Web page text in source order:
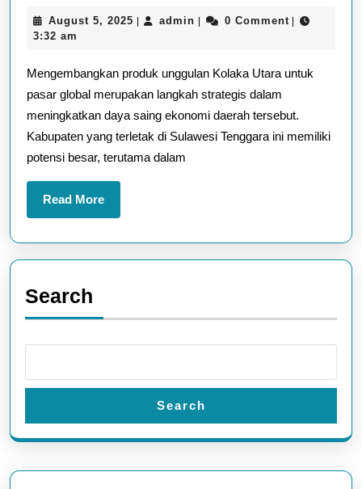
Unggulan
Utara
untuk
Pasar
Global
August 5, 2025 August
| admin admin
| 0 Comment |
3:32 am
Mengembangkan produk unggulan Kolaka Utara untuk
pasar global merupakan langkah strategis dalam
meningkatkan daya saing ekonomi daerah tersebut.
Kabupaten yang terletak di Sulawesi Tenggara ini memiliki
potensi besar, terutama dalam
Read MoreRead
More
Search
Search